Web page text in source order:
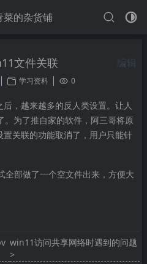
菜的杂货铺
文件关联 编辑
学习资料 0
，越来越多的反人类设置。让人
。为了推自家的软件，阿三哥将原
关联的功能取消了，用户只能针
全部做了一个空文件出来，方便大
win11访问共享网络时遇到的问题
>